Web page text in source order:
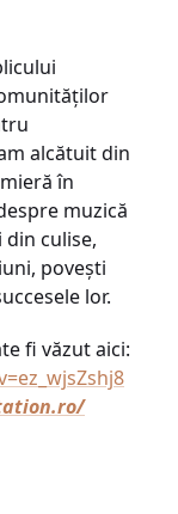
alcătuit din
în
muzică
din culise,
povești
lor.
fi văzut aici: